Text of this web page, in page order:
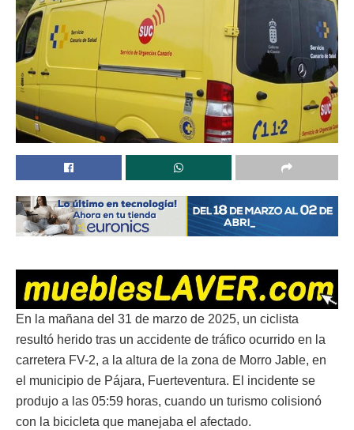
En la mañana del 31 de marzo de 2025, un ciclista
resultó herido tras un accidente de tráfico ocurrido en la
carretera FV-2, a la altura de la zona de Morro Jable, en
el municipio de Pájara, Fuerteventura. El incidente se
produjo a las 05:59 horas, cuando un turismo colisionó
con la bicicleta que manejaba el afectado.